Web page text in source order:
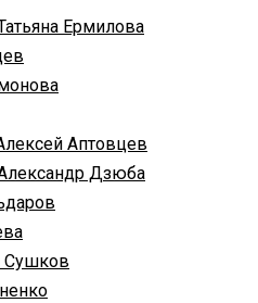
Ермилова
Аптовцев
Дзюба
Сушков